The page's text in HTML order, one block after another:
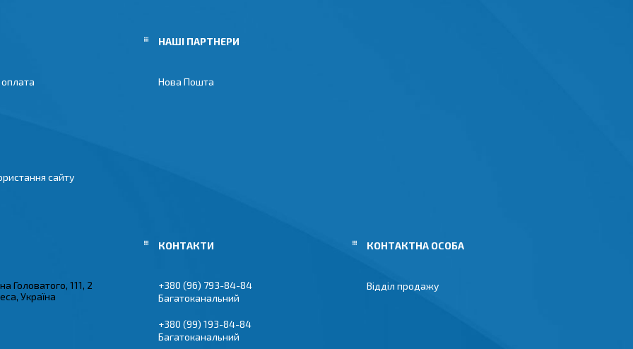
сайту
НАШІ ПАРТНЕРИ
Нова Пошта
Головатого, 111, 2
Україна
+380 (96) 793-84-84
Багатоканальний
+380 (99) 193-84-84
Багатоканальний
Відділ продажу